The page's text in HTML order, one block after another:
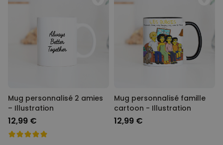
Mug personnalisé 2 amies
– Illustration
12,99 €
Mug personnalisé famille
cartoon - Illustration
12,99 €